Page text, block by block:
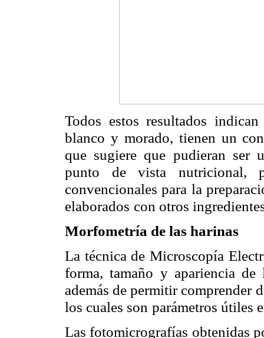
Todos estos resultados
blanco y morado, tienen un
que sugiere que pudieran ser
punto de vista nutricional,
convencionales para la
elaborados con otros
Morfometría de las harinas
La técnica de Microscopía
forma, tamaño y apariencia de
además de permitir comprender
los cuales son parámetros útiles
Las fotomicrografías obtenidas